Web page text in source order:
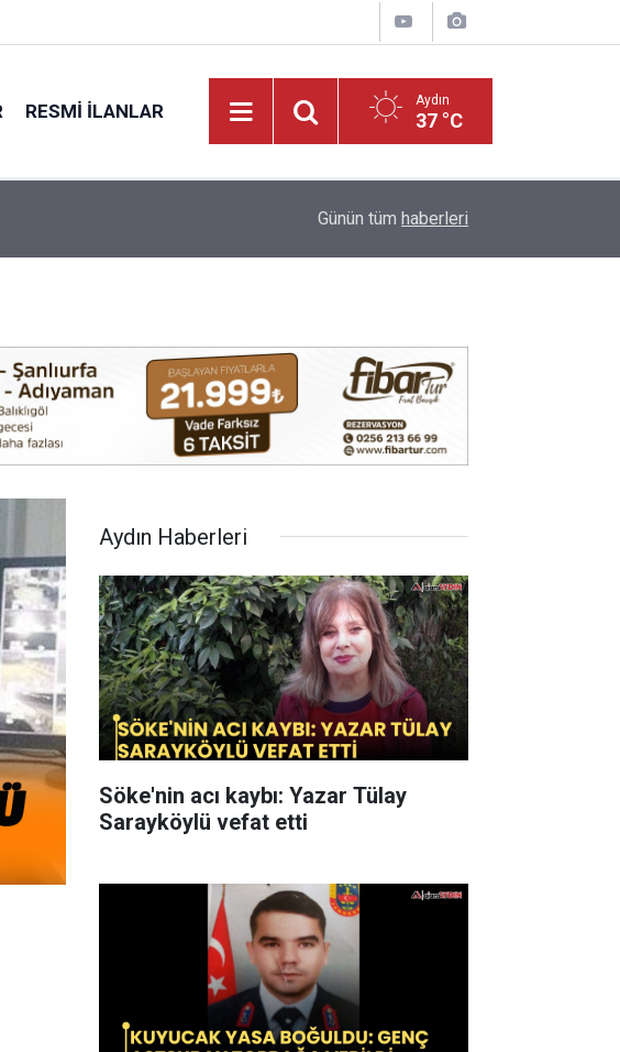
RESMI İLANLAR Aydın
37 °C
Kuyucak'ta 5 dekar kestanelik yandı
Günün tüm haberleri
Aydın Haberleri
Söke'nin acı kaybı: Yazar Tülay
Sarayköylü vefat etti